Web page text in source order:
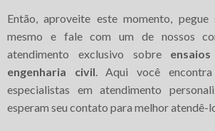
Então, aproveite este momento, pegue
mesmo e fale com um de nossos
atendimento exclusivo sobre
engenharia civil. Aqui você
especialistas em atendimento
esperam seu contato para melhor atendê-